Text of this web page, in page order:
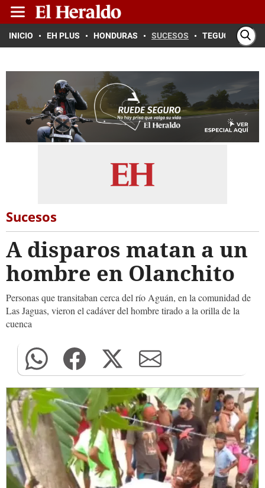
INICIO EH PLUS HONDURAS SUCESOS TEGUCIGALPA
Sucesos
A disparos matan a un
hombre en Olanchito
Personas que transitaban cerca del río Aguán, en la comunidad de
Las Jaguas, vieron el cadáver del hombre tirado a la orilla de la
cuenca